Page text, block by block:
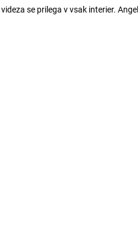
se prilega v vsak interier.